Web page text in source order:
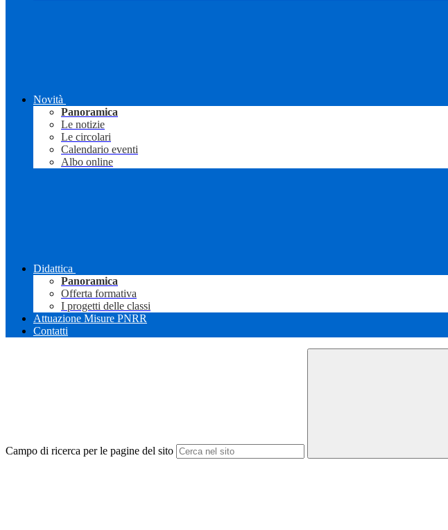
Novità
Panoramica
Le notizie
Le circolari
Calendario eventi
Albo online
Didattica
Panoramica
Offerta formativa
I progetti delle classi
Attuazione Misure PNRR
Contatti
Campo di ricerca per le pagine del sito